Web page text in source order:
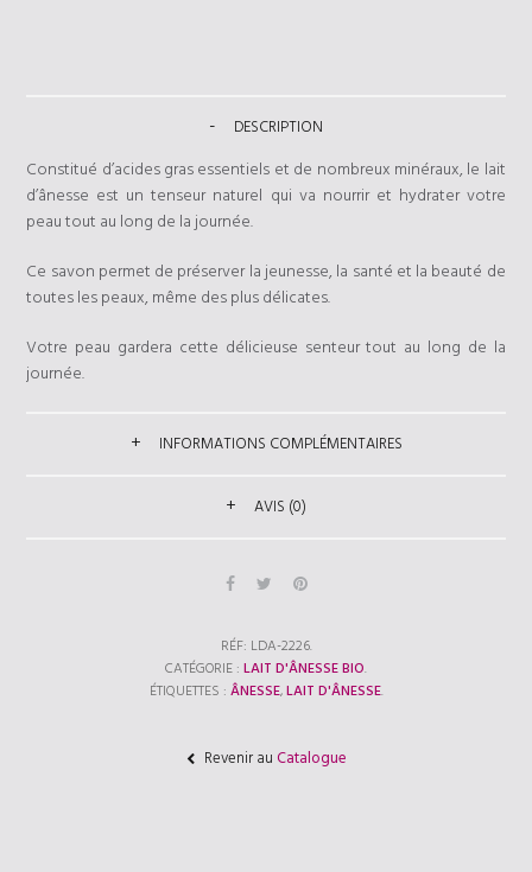
DESCRIPTION
Constitué d’acides gras essentiels et de nombreux minéraux, le lait
d’ânesse est un tenseur naturel qui va nourrir et hydrater votre
peau tout au long de la journée.
Ce savon permet de préserver la jeunesse, la santé et la beauté de
toutes les peaux, même des plus délicates.
Votre peau gardera cette délicieuse senteur tout au long de la
journée.
INFORMATIONS COMPLÉMENTAIRES
AVIS (0)
RÉF: LDA-2226.
CATÉGORIE :LAIT D'ÂNESSE BIO.
ÉTIQUETTES : ÂNESSE,LAIT D'ÂNESSE.
Revenir auCatalogue